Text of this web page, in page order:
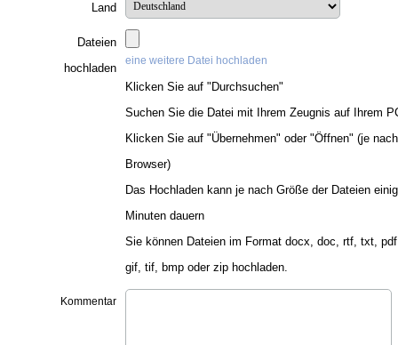
Land
Dateien
hochladen
eine weitere Datei hochladen
Klicken Sie auf "Durchsuchen"
Suchen Sie die Datei mit Ihrem Zeugnis auf Ihrem
Klicken Sie auf "Übernehmen" oder "Öffnen" (je nach
Browser)
Das Hochladen kann je nach Größe der Dateien
Minuten dauern
Sie können Dateien im Format docx, doc, rtf, txt,
gif, tif, bmp oder zip hochladen.
Kommentar